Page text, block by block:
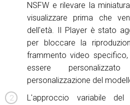
NSFW e rilevare la
visualizzare prima che
dell'età. Il Player è stato
per bloccare la
frammento video
essere
personalizzazione del
L'approccio variabile